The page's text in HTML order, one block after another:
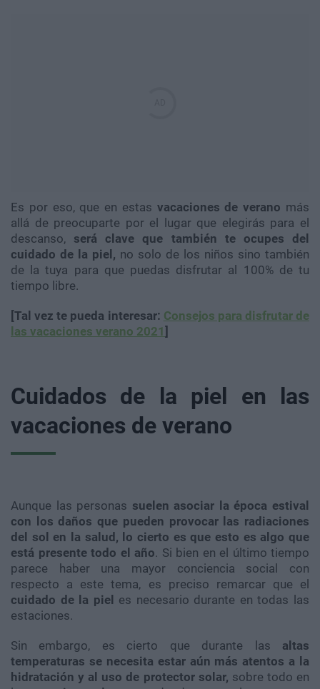
Es por eso, que en estas vacaciones de verano más
allá de preocuparte por el lugar que elegirás para el
descanso, será clave que también te ocupes del
cuidado de la piel, no solo de los niños sino también
de la tuya para que puedas disfrutar al 100% de tu
tiempo libre.
[Tal vez te pueda interesar: Consejos para disfrutar de
las vacaciones verano 2021]
Cuidados de la piel en las
vacaciones de verano
Aunque las personas suelen asociar la época estival
con los daños que pueden provocar las radiaciones
del sol en la salud, lo cierto es que esto es algo que
está presente todo el año. Si bien en el último tiempo
parece haber una mayor conciencia social con
respecto a este tema, es preciso remarcar que el
cuidado de la piel es necesario durante en todas las
estaciones.
Sin embargo, es cierto que durante las altas
temperaturas se necesita estar aún más atentos a la
hidratación y al uso de protector solar, sobre todo en